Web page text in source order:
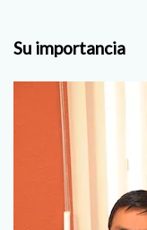
Su importancia